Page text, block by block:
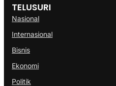
TELUSURI
Nasional
Internasional
Bisnis
Ekonomi
Politik